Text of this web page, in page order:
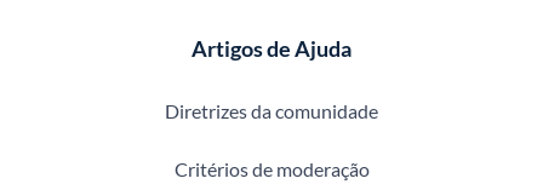
Artigos de Ajuda
Diretrizes da comunidade
Critérios de moderação